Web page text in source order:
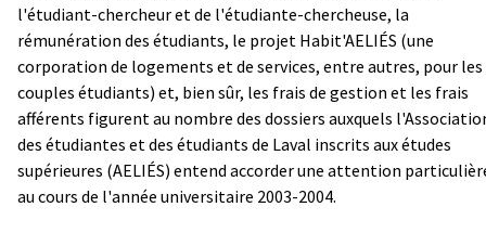
l'étudiant-chercheur et de l'étudiante-chercheuse, la
rémunération des étudiants, le projet Habit'AELIÉS (une
corporation de logements et de services, entre autres, pour les
couples étudiants) et, bien sûr, les frais de gestion et les frais
afférents figurent au nombre des dossiers auxquels
des étudiantes et des étudiants de Laval inscrits aux études
supérieures (AELIÉS) entend accorder une attention
au cours de l'année universitaire 2003-2004.